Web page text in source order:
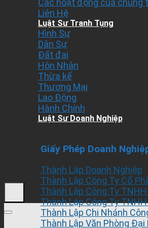
Các hoạt động của chúng
Liên Hệ
Luật Sư Tranh Tụng
Hình Sự
Dân Sự
Đất đai
Hôn Nhân
Thừa kế
Thương Mại
Lao Động
Hành Chính
Luật Sư Doanh Nghiệp
Giấy Phép Doanh
Thành Lập Doanh Nghiệp
Thành Lập Công Ty Cổ
Thành Lập Công Ty
Thành Lập Công Ty
Thành Lập Chi Nhánh
Thành Lập Văn Phòng Đại